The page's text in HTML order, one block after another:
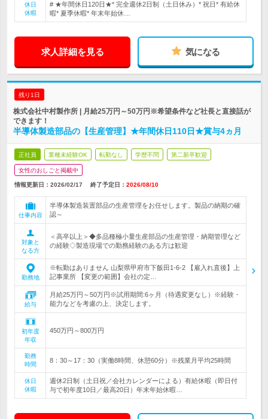
休日
休暇
# ★年間休日120日★* 完全週休2日制（土日休み）* 祝日* 有給休
暇* 夏季休暇* 年末年始休…
求人詳細を見る 気になる
残り1日
株式会社中村製作所 | 月給25万円～50万円※希望条件など社長と直接話が
できます！
半導体製造部品の【生産管理】★年間休日110日★賞与4ヵ月
正社員 業種未経験OK 転勤なし 学歴不問 第二新卒歓迎
女性のおしごと掲載中
情報更新日：2026/02/17 終了予定日： 2026/08/10
仕事内容
半導体製造装置部品の生産管理をお任せします。製品の納期の確
認～
対象と
なる方
＜高卒以上＞◆多品種極小量生産部品の生産管理・納期管理など
の経験◇製造現場での勤務経験のある方は歓迎
勤務地
※転勤はありません 山梨県甲府市下飯田1-6-2 【雇入れ直後】上
記事業所 【変更の範囲】会社の定…
給与
月給25万円～50万円※試用期間:6ヶ月（待遇変更なし）※経験・
能力などを考慮の上、決定します。
初年度
年収
450万円～800万円
勤務
時間
8：30～17：30（実働8時間、休憩60分）※残業月平均25時間
休日
休暇
週休2日制（土日祝／会社カレンダーによる）有給休暇（即日付
与で初年度10日／最高20日）年末年始休暇…